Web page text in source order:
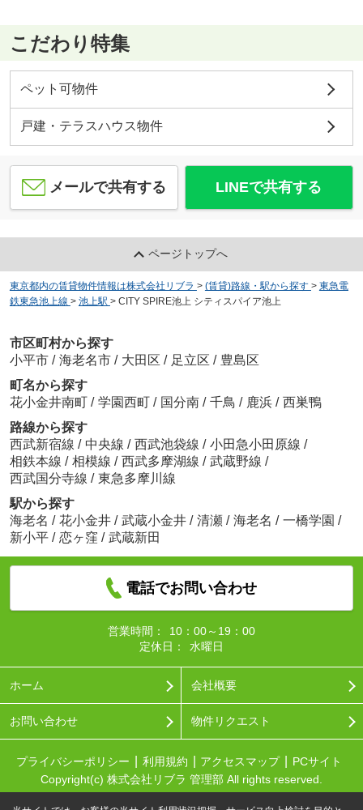
こだわり特集
ペット可物件
戸建・テラスハウス物件
メールで共有する LINEで共有する
ページトップへ
東京都内の賃貸物件情報は株式会社リブラ > (賃貸)路線・駅から探す > 東急電
鉄東急池上線 > 池上駅 > CITY SPIRE池上 シティスパイア池上
市区町村から探す
小平市 / 海老名市 / 大田区 / 足立区 / 豊島区
町名から探す
花小金井南町 / 学園西町 / 国分南 / 千鳥 / 鹿浜 / 西巣鴨
路線から探す
西武新宿線 / 中央線 / 西武池袋線 / 小田急小田原線 /
相鉄本線 / 相模線 / 西武多摩湖線 / 武蔵野線 /
西武国分寺線 / 東急多摩川線
駅から探す
海老名 / 花小金井 / 武蔵小金井 / 清瀬 / 海老名 / 一橋学園 /
新小平 / 恋ヶ窪 / 武蔵新田
電話でお問い合わせ
営業時間：
10：00～19：00
定休日：
水曜日
ホーム 会社概要
お問い合わせ 物件リクエスト
プライバシーポリシー 利用規約 アクセスマップ
PCサイト
Copyright(c) 株式会社リブラ 管理部 All rights reserved.